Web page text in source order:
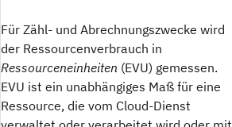
Für Zähl- und Abrechnungszwecke wird
der Ressourcenverbrauch in
Ressourceneinheiten (EVU) gemessen.
EVU ist ein unabhängiges Maß für eine
Ressource, die vom Cloud-Dienst